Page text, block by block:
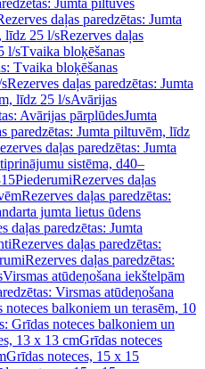
Jumta piltuves
daļas paredzētas: Jumta
līdz 25 l/sRezerves daļas
l/sTvaika bloķēšanas
Tvaika bloķēšanas
Rezerves daļas paredzētas: Jumta
līdz 25 l/sAvārijas
Avārijas pārplūdesJumta
paredzētas: Jumta piltuvēm, līdz
daļas paredzētas: Jumta
sistēma, d40–
PiederumiRezerves daļas
Rezerves daļas paredzētas:
jumta lietus ūdens
daļas paredzētas: Jumta
Rezerves daļas paredzētas:
Rezerves daļas paredzētas:
Virsmas atūdeņošana iekštelpām
Virsmas atūdeņošana
noteces balkoniem un terasēm, 10
Grīdas noteces balkoniem un
13 x 13 cmGrīdas noteces
Grīdas noteces, 15 x 15